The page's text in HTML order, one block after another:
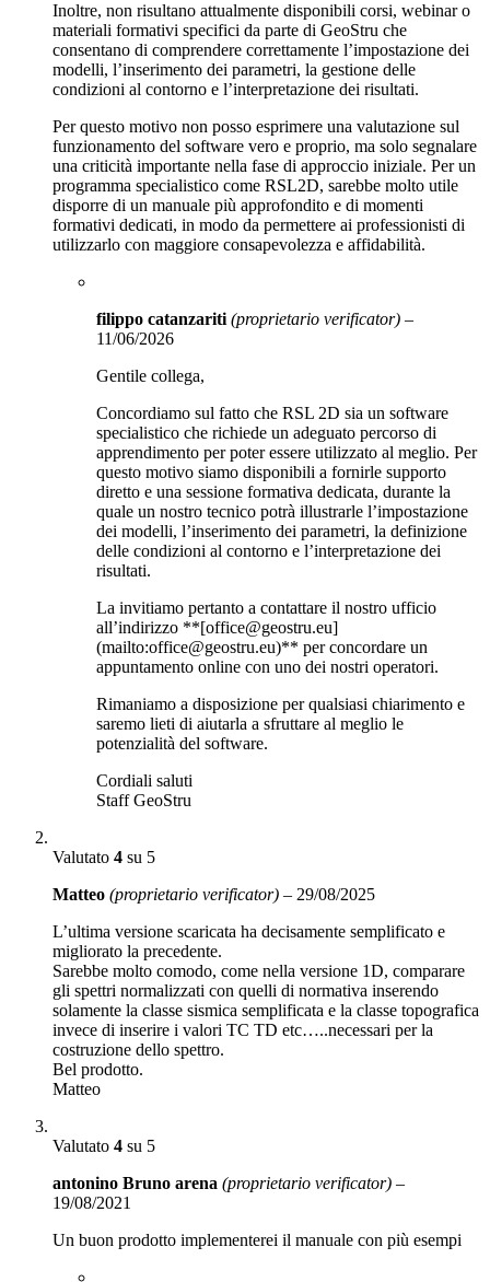
Inoltre, non risultano attualmente disponibili corsi, webinar o
materiali formativi specifici da parte di GeoStru che
consentano di comprendere correttamente l’impostazione dei
modelli, l’inserimento dei parametri, la gestione delle
condizioni al contorno e l’interpretazione dei risultati.
Per questo motivo non posso esprimere una valutazione sul
funzionamento del software vero e proprio, ma solo segnalare
una criticità importante nella fase di approccio iniziale. Per un
programma specialistico come RSL2D, sarebbe molto utile
disporre di un manuale più approfondito e di momenti
formativi dedicati, in modo da permettere ai professionisti di
utilizzarlo con maggiore consapevolezza e affidabilità.
filippo catanzariti(proprietario verificator) –
11/06/2026
Gentile collega,
Concordiamo sul fatto che RSL 2D sia un software
specialistico che richiede un adeguato percorso di
apprendimento per poter essere utilizzato al meglio. Per
questo motivo siamo disponibili a fornirle supporto
diretto e una sessione formativa dedicata, durante la
quale un nostro tecnico potrà illustrarle l’impostazione
dei modelli, l’inserimento dei parametri, la definizione
delle condizioni al contorno e l’interpretazione dei
risultati.
La invitiamo pertanto a contattare il nostro ufficio
all’indirizzo **[office@geostru.eu]
(mailto:office@geostru.eu)** per concordare un
appuntamento online con uno dei nostri operatori.
Rimaniamo a disposizione per qualsiasi chiarimento e
saremo lieti di aiutarla a sfruttare al meglio le
potenzialità del software.
Cordiali saluti
Staff GeoStru
Valutato 4 su 5
Matteo (proprietario verificator) – 29/08/2025
L’ultima versione scaricata ha decisamente semplificato e
migliorato la precedente.
Sarebbe molto comodo, come nella versione 1D, comparare
gli spettri normalizzati con quelli di normativa inserendo
solamente la classe sismica semplificata e la classe topografica
invece di inserire i valori TC TD etc…..necessari per la
costruzione dello spettro.
Bel prodotto.
Matteo
Valutato 4 su 5
antonino Bruno arena (proprietario verificator) –
19/08/2021
Un buon prodotto implementerei il manuale con più esempi